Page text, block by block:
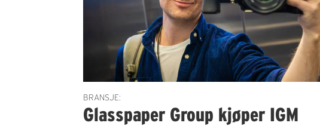
markedsføring
BRANSJE:
Glasspaper Group kjøper IGM